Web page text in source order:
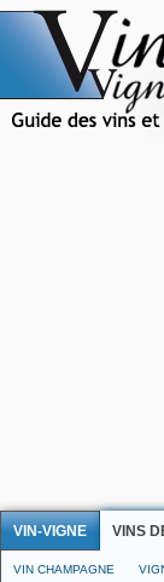
VIN-VIGNE VINS
VIN CHAMPAGNE